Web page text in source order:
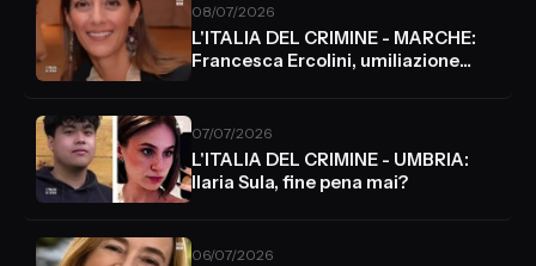
08/07/2026
L'ITALIA DEL CRIMINE - MARCHE:
Francesca Ercolini, umiliazione
07/07/2026
L'ITALIA DEL CRIMINE - UMBRIA:
Ilaria Sula, fine pena mai?
06/07/2026